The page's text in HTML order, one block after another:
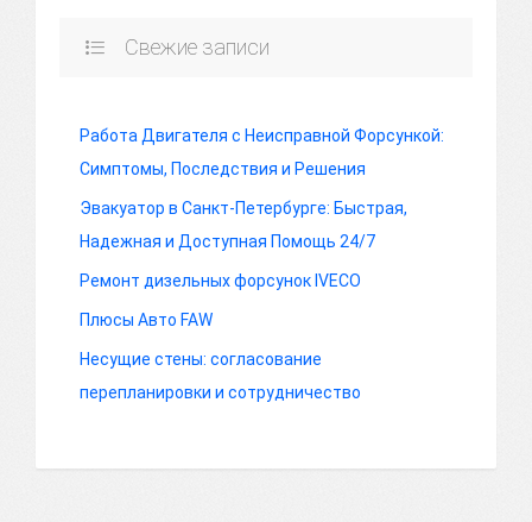
Свежие записи
Работа Двигателя с Неисправной Форсункой:
Симптомы, Последствия и Решения
Эвакуатор в Санкт-Петербурге: Быстрая,
Надежная и Доступная Помощь 24/7
Ремонт дизельных форсунок IVECO
Плюсы Авто FAW
Несущие стены: согласование
перепланировки и сотрудничество